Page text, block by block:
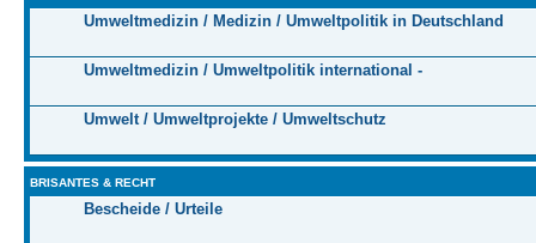
Umweltmedizin / Medizin / Umweltpolitik in Deutschland
Umweltmedizin / Umweltpolitik international -
Umwelt / Umweltprojekte / Umweltschutz
BRISANTES & RECHT
Bescheide / Urteile